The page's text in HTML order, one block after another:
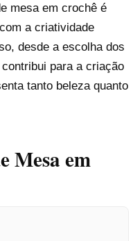
mesa em crochê é
a criatividade
desde a escolha dos
para a criação
tanto beleza quanto
Mesa em